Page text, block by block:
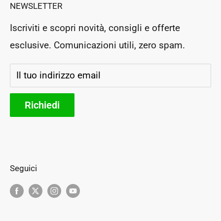
P.Iva: IT03364130546
Rea: PG283954
Prenota un appuntamento
Negozio Fisico
Segui il tuo ordine
Storia e futuro
Parteners
NEWSLETTER
Iscriviti e scopri novità, consigli e offerte
esclusive. Comunicazioni utili, zero spam.
Il tuo indirizzo email
Richiedi
Seguici